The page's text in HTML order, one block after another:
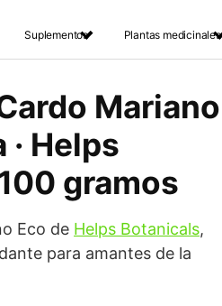
Suplementos Plantas medicinales
Mariano
· Helps
gramos
Eco de Helps Botanicals,
para amantes de la